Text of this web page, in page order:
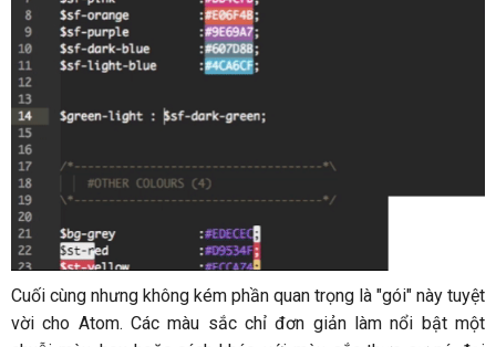
Cuối cùng nhưng không kém phần quan trọng là "gói" này tuyệt
vời cho Atom. Các màu sắc chỉ đơn giản làm nổi bật một